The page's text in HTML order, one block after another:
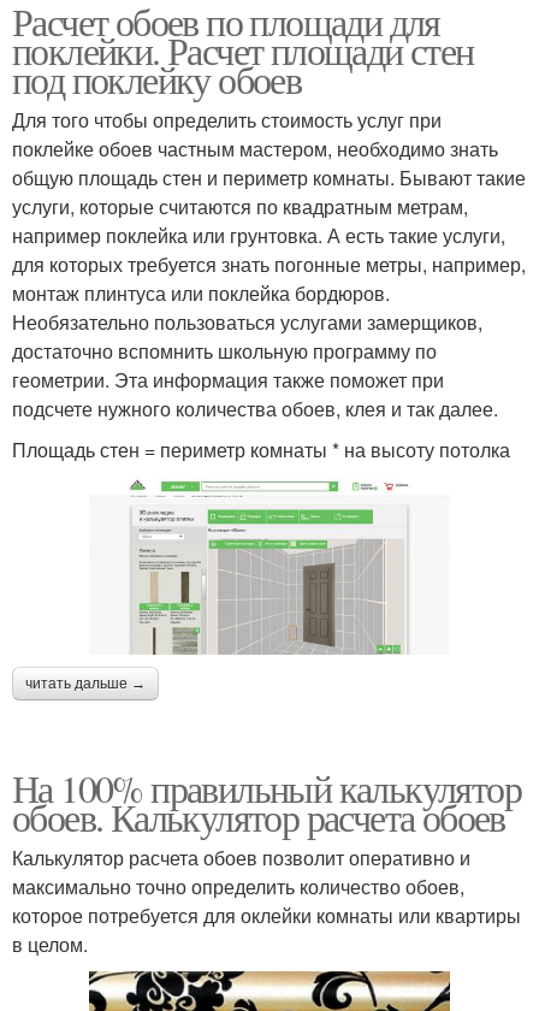
Расчет обоев по площади для
поклейки. Расчет площади стен
под поклейку обоев
Для того чтобы определить стоимость услуг при
поклейке обоев частным мастером, необходимо знать
общую площадь стен и периметр комнаты. Бывают такие
услуги, которые считаются по квадратным метрам,
например поклейка или грунтовка. А есть такие услуги,
для которых требуется знать погонные метры, например,
монтаж плинтуса или поклейка бордюров.
Необязательно пользоваться услугами замерщиков,
достаточно вспомнить школьную программу по
геометрии. Эта информация также поможет при
подсчете нужного количества обоев, клея и так далее.
Площадь стен = периметр комнаты * на высоту потолка
читать дальше →
На 100% правильный калькулятор
обоев. Калькулятор расчета обоев
Калькулятор расчета обоев позволит оперативно и
максимально точно определить количество обоев,
которое потребуется для оклейки комнаты или квартиры
в целом.